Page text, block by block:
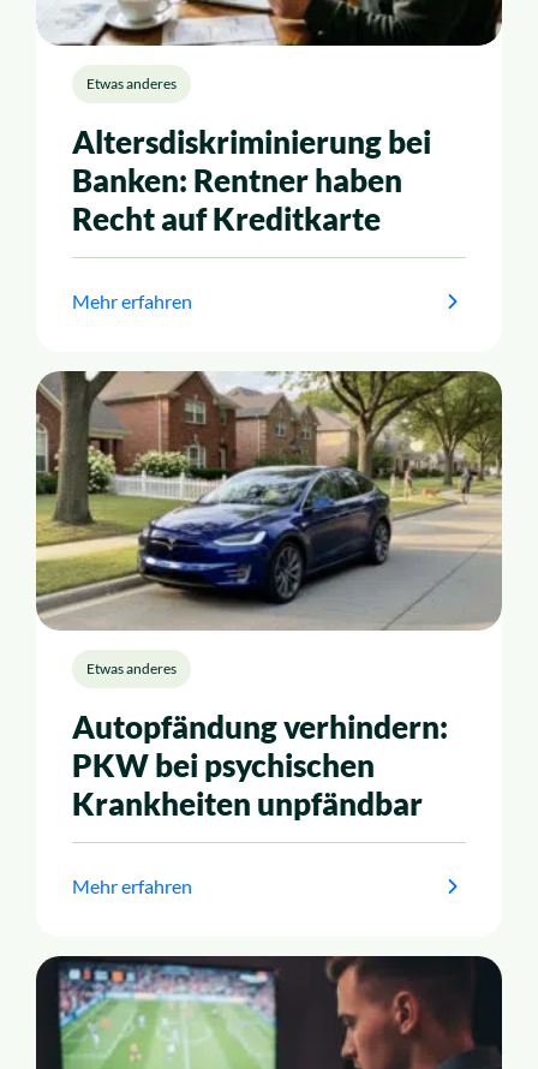
Etwas anderes
Altersdiskriminierung bei
Banken: Rentner haben
Recht auf Kreditkarte
Mehr erfahren
Etwas anderes
Autopfändung verhindern:
PKW bei psychischen
Krankheiten unpfändbar
Mehr erfahren